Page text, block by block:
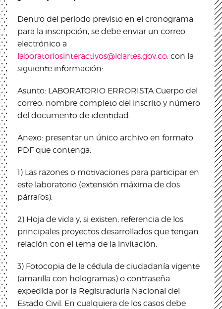
Dentro del periodo previsto en el cronograma
para la inscripción, se debe enviar un correo
electrónico a
laboratoriosinteractivos@idartes.gov.co, con la
siguiente información:
Asunto: LABORATORIO ERRORISTA Cuerpo del
correo: nombre completo del inscrito y número
del documento de identidad.
Anexo: presentar un único archivo en formato
PDF que contenga:
1) Las razones o motivaciones para participar en
este laboratorio (extensión máxima de dos
párrafos).
2) Hoja de vida y, si existen, referencia de los
principales proyectos desarrollados que tengan
relación con el tema de la invitación.
3) Fotocopia de la cédula de ciudadanía vigente
(amarilla con hologramas) o contraseña
expedida por la Registraduría Nacional del
Estado Civil. En cualquiera de los casos debe